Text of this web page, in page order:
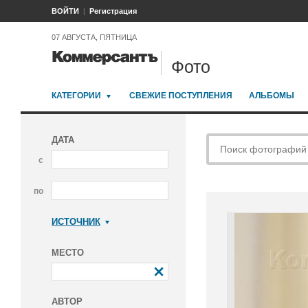
ВОЙТИ Регистрация
07 АВГУСТА, ПЯТНИЦА
Фото
КАТЕГОРИИ СВЕЖИЕ ПОСТУПЛЕНИЯ АЛЬБОМЫ
ДАТА
с
по
ИСТОЧНИК
МЕСТО
АВТОР